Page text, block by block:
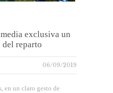
exclusiva un
del reparto
06/09/2019
en un claro gesto de